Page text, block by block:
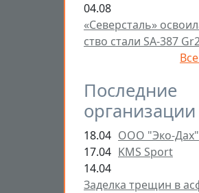
04.08
«Северсталь»
ство стали SA-387
Последние
организации
18.04 ООО "Эко-Дах"
17.04 KMS Sport
14.04
Заделка трещин в